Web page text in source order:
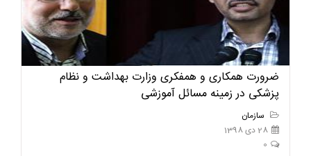
ضرورت همکاری و همفکری وزارت بهداشت و نظام
پزشکی در زمینه مسائل آموزشی
سازمان
28 دی 1398
0